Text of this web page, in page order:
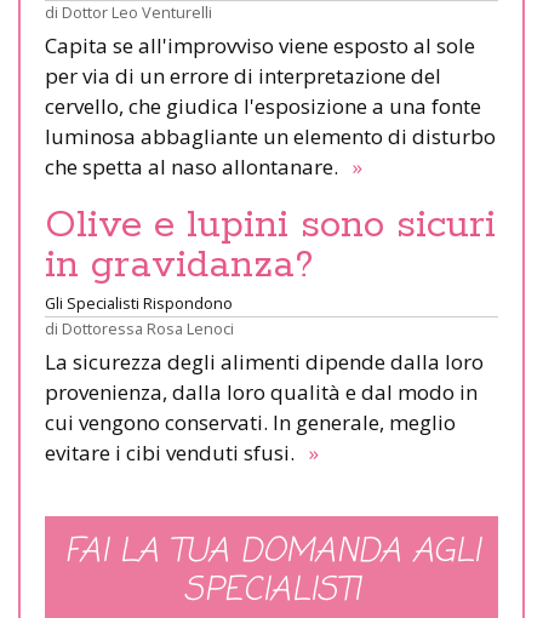
di Dottor Leo Venturelli
Capita se all'improvviso viene esposto al sole
per via di un errore di interpretazione del
cervello, che giudica l'esposizione a una fonte
luminosa abbagliante un elemento di disturbo
che spetta al naso allontanare. »
Olive e lupini sono sicuri
in gravidanza?
Gli Specialisti Rispondono
di Dottoressa Rosa Lenoci
La sicurezza degli alimenti dipende dalla loro
provenienza, dalla loro qualità e dal modo in
cui vengono conservati. In generale, meglio
evitare i cibi venduti sfusi. »
FAI LA TUA DOMANDA AGLI
SPECIALISTI